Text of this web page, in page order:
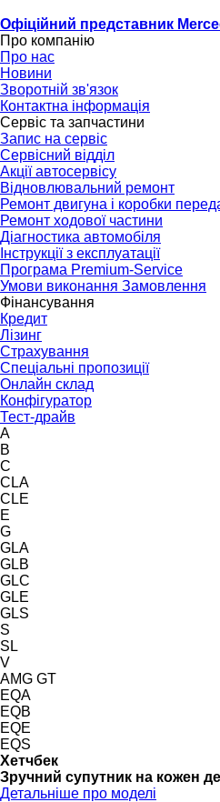
Офіційний представник
Про компанію
Про нас
Новини
Зворотній зв'язок
Контактна інформація
Сервіс та запчастини
Запис на сервіс
Сервісний відділ
Акції автосервісу
Відновлювальний ремонт
Ремонт двигуна і коробки
Ремонт ходової частини
Діагностика автомобіля
Інструкції з експлуатації
Програма Premium-Service
Умови виконання Замовлення
Фінансування
Кредит
Лізинг
Страхування
Спеціальні пропозиції
Онлайн склад
Конфігуратор
Тест-драйв
A
B
C
CLA
CLE
E
G
GLA
GLB
GLC
GLE
GLS
S
SL
V
AMG GT
EQA
EQB
EQE
EQS
Хетчбек
Зручний супутник на кожен
Детальніше про моделі